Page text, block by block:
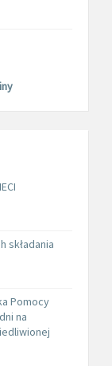
składania
Pomocy
na